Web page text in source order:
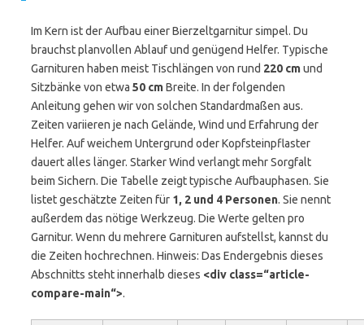
Im Kern ist der Aufbau einer Bierzeltgarnitur simpel. Du
brauchst planvollen Ablauf und genügend Helfer. Typische
Garnituren haben meist Tischlängen von rund 220 cmund
Sitzbänke von etwa 50 cmBreite. In der folgenden
Anleitung gehen wir von solchen Standardmaßen aus.
Zeiten variieren je nach Gelände, Wind und Erfahrung der
Helfer. Auf weichem Untergrund oder Kopfsteinpflaster
dauert alles länger. Starker Wind verlangt mehr Sorgfalt
beim Sichern. Die Tabelle zeigt typische Aufbauphasen. Sie
listet geschätzte Zeiten für 1, 2 und 4 Personen. Sie nennt
außerdem das nötige Werkzeug. Die Werte gelten pro
Garnitur. Wenn du mehrere Garnituren aufstellst, kannst du
die Zeiten hochrechnen. Hinweis: Das Endergebnis dieses
Abschnitts steht innerhalb dieses <div class=“article-
compare-main“>.